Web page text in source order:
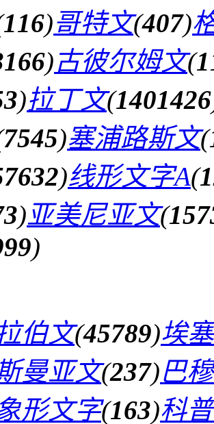
116)哥特文(407)
)古彼尔姆文(
)拉丁文(1401426
7545)塞浦路斯文(
)线形文字A(
)亚美尼亚文(
)
伯文(45789)埃
曼亚文(237)巴
形文字(163)科